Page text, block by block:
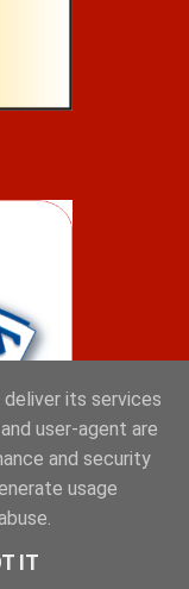
its services
user-agent are
and security
usage
IT